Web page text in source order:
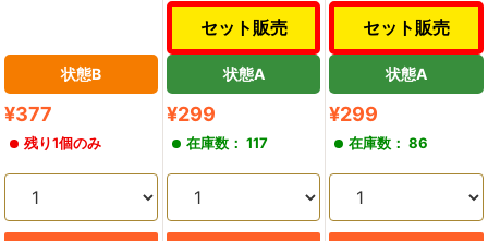
状態B
販
価
格
¥377
残り1個のみ
セット販売
状態A
販
価
格
¥299
在庫数： 117
セット販売
状態A
販
価
格
¥299
在庫数： 86